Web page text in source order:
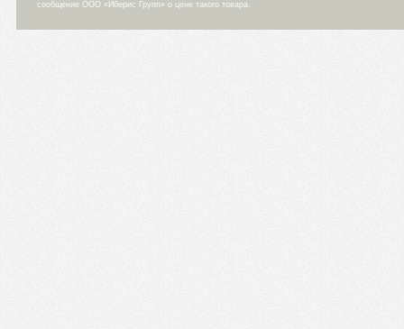
сообщение ООО «Иберис Групп» о цене такого товара.